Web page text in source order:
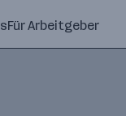
Für Arbeitgeber